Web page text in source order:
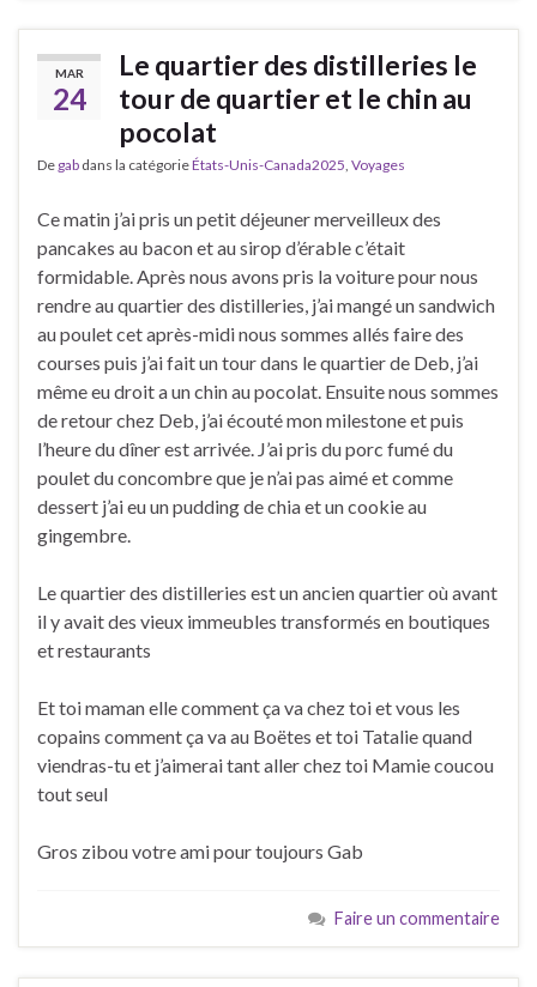
MAR
24
Le quartier des distilleries le
tour de quartier et le chin au
pocolat
De gab dans la catégorieÉtats-Unis-Canada2025, Voyages
Ce matin j’ai pris un petit déjeuner merveilleux des
pancakes au bacon et au sirop d’érable c’était
formidable. Après nous avons pris la voiture pour nous
rendre au quartier des distilleries, j’ai mangé un sandwich
au poulet cet après-midi nous sommes allés faire des
courses puis j’ai fait un tour dans le quartier de Deb, j’ai
même eu droit a un chin au pocolat. Ensuite nous sommes
de retour chez Deb, j’ai écouté mon milestone et puis
l’heure du dîner est arrivée. J’ai pris du porc fumé du
poulet du concombre que je n’ai pas aimé et comme
dessert j’ai eu un pudding de chia et un cookie au
gingembre.
Le quartier des distilleries est un ancien quartier où avant
il y avait des vieux immeubles transformés en boutiques
et restaurants
Et toi maman elle comment ça va chez toi et vous les
copains comment ça va au Boëtes et toi Tatalie quand
viendras-tu et j’aimerai tant aller chez toi Mamie coucou
tout seul
Gros zibou votre ami pour toujours Gab
Faire un commentaire